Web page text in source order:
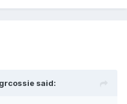
grcossie said: